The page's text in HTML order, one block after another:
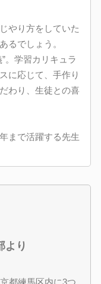
やり方をしていた
るでしょう。
。学習カリキュラ
に応じて、手作り
わり、生徒との喜
まで活躍する先生
より
都練馬区内に3つ